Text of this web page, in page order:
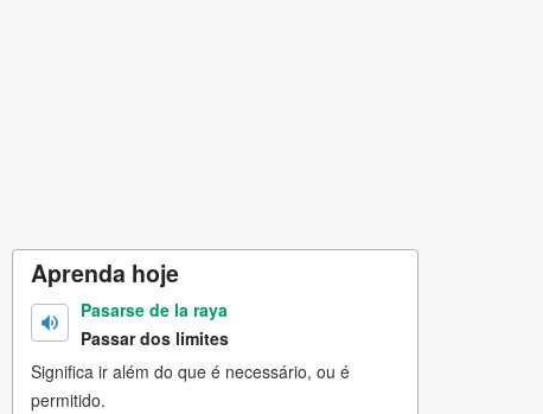
Aprenda hoje
Pasarse de la raya
Passar dos limites
Significa ir além do que é necessário, ou é
permitido.